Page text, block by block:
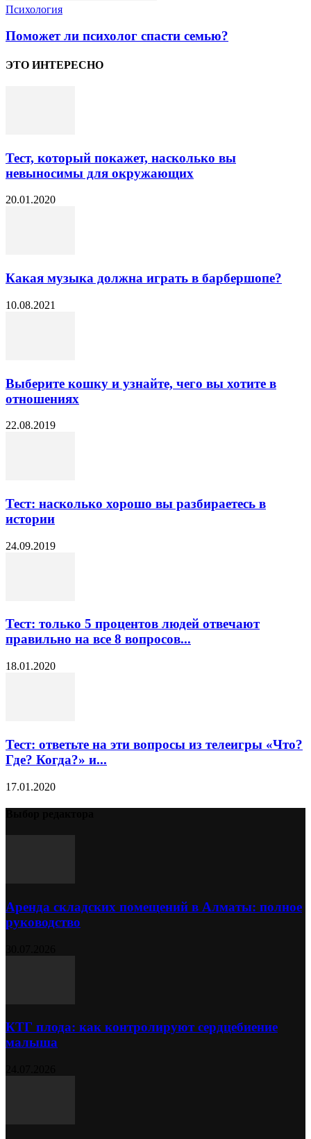
Психология
Поможет ли психолог спасти семью?
ЭТО ИНТЕРЕСНО
Тест, который покажет, насколько вы
невыносимы для окружающих
20.01.2020
Какая музыка должна играть в барбершопе?
10.08.2021
Выберите кошку и узнайте, чего вы хотите в
отношениях
22.08.2019
Тест: насколько хорошо вы разбираетесь в
истории
24.09.2019
Тест: только 5 процентов людей отвечают
правильно на все 8 вопросов...
18.01.2020
Тест: ответьте на эти вопросы из телеигры «Что?
Где? Когда?» и...
17.01.2020
Аренда складских помещений в Алматы: полное
руководство
КТГ плода: как контролируют сердцебиение
малыша